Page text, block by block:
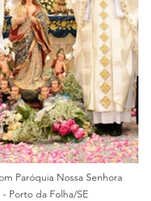
Paróquia Nossa Senhora
Porto da Folha/SE